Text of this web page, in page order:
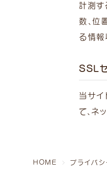
〒230-0011 神奈
計測す
数、位
る情報
SSL
当サ
て、ネ
HOME プライバシ